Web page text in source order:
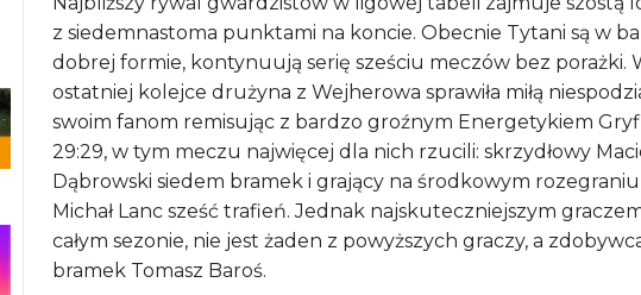
z siedemnastoma punktami na koncie. Obecnie Tytani są w
dobrej formie, kontynuują serię sześciu meczów bez porażki.
ostatniej kolejce drużyna z Wejherowa sprawiła miłą
swoim fanom remisując z bardzo groźnym Energetykiem
29:29, w tym meczu najwięcej dla nich rzucili: skrzydłowy
Dąbrowski siedem bramek i grający na środkowym rozegraniu
Michał Lanc sześć trafień. Jednak najskuteczniejszym
całym sezonie, nie jest żaden z powyższych graczy, a
bramek Tomasz Baroś.